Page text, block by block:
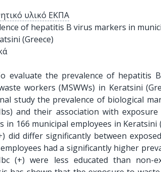
υλικό ΕΚΠΑ
of hepatitis B virus markers in
(Greece)
evaluate the prevalence of hepatitis
workers (MSWWs) in Keratsini
study the prevalence of biological
and their association with
in 166 municipal employees in Keratsini
did differ significantly between
had a significantly higher
(+) were less educated than non-